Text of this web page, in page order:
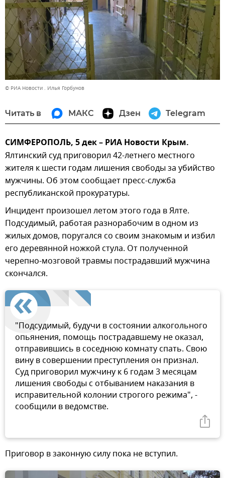
© РИА Новости . Илья Горбунов
Читать в МАКС Дзен Telegram
СИМФЕРОПОЛЬ, 5 дек – РИА Новости Крым.
Ялтинский суд приговорил 42-летнего местного
жителя к шести годам лишения свободы за убийство
мужчины. Об этом сообщает пресс-служба
республиканской прокуратуры.
Инцидент произошел летом этого года в Ялте.
Подсудимый, работая разнорабочим в одном из
жилых домов, поругался со своим знакомым и избил
его деревянной ножкой стула. От полученной
черепно-мозговой травмы пострадавший мужчина
скончался.
"Подсудимый, будучи в состоянии алкогольного
опьянения, помощь пострадавшему не оказал,
отправившись в соседнюю комнату спать. Свою
вину в совершении преступления он признал.
Суд приговорил мужчину к 6 годам 3 месяцам
лишения свободы с отбыванием наказания в
исправительной колонии строгого режима", -
сообщили в ведомстве.
Приговор в законную силу пока не вступил.